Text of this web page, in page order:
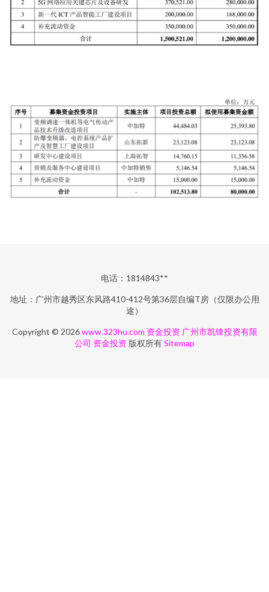
电话：1814843**
地址：广州市越秀区东风路410-412号第36层自编T房（仅限办公用
途）
Copyright © 2026www.323hu.com 资金投资 广州市凯锋投资有限
公司 资金投资 版权所有Sitemap